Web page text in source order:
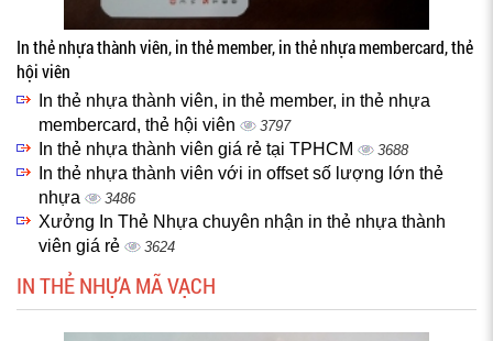
In thẻ nhựa thành viên, in thẻ member, in thẻ nhựa membercard, thẻ
hội viên
In thẻ nhựa thành viên, in thẻ member, in thẻ nhựa
membercard, thẻ hội viên
3797
In thẻ nhựa thành viên giá rẻ tại TPHCM 3688
In thẻ nhựa thành viên với in offset số lượng lớn thẻ
nhựa
3486
Xưởng In Thẻ Nhựa chuyên nhận in thẻ nhựa thành
viên giá rẻ
3624
IN THẺ NHỰA MÃ VẠCH